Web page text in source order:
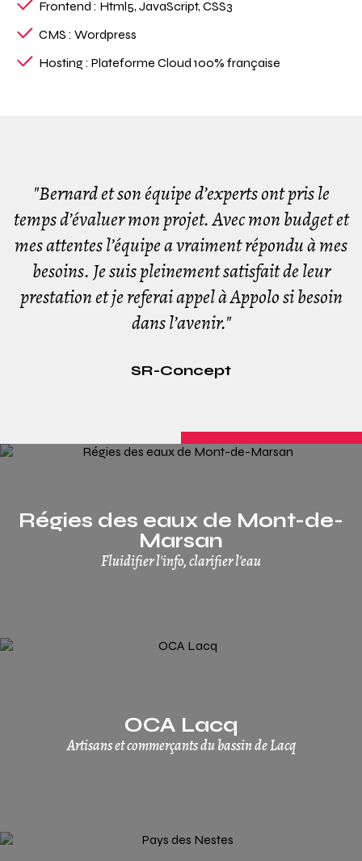
Frontend : Html5, JavaScript, CSS3
CMS : Wordpress
Hosting : Plateforme Cloud 100% française
"Bernard et son équipe d’experts ont pris le
temps d’évaluer mon projet. Avec mon budget et
mes attentes l’équipe a vraiment répondu à mes
besoins. Je suis pleinement satisfait de leur
prestation et je referai appel à Appolo si besoin
dans l’avenir."
SR-Concept
Régies des eaux de Mont-de-
Marsan
Fluidifier l'info, clarifier l'eau
OCA Lacq
Artisans et commerçants du bassin de Lacq